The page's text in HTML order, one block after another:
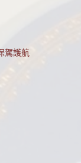
駕護航